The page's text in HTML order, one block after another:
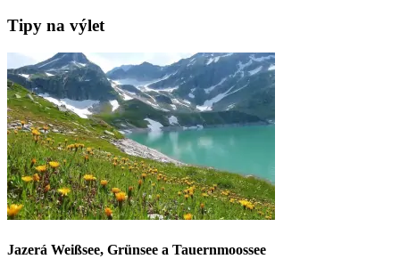
Tipy na výlet
Jazerá Weißsee, Grünsee a Tauernmoossee